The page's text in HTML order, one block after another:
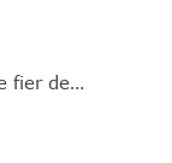
Baton curăţare fier de călcat, parfum de lămâie, 11.8x3 cm, Rayen - 8412955061630